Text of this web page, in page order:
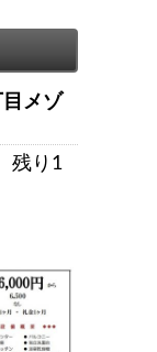
メゾ
残り1